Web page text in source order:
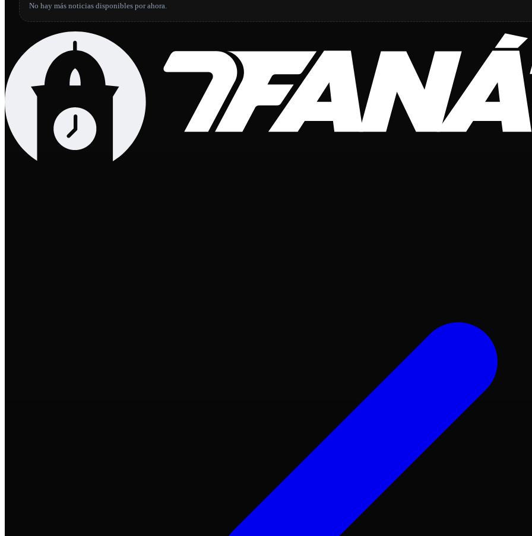
No hay más noticias disponibles por ahora.